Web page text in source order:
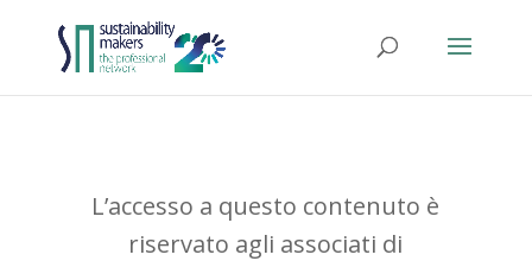
L’accesso a questo contenuto è
riservato agli associati di